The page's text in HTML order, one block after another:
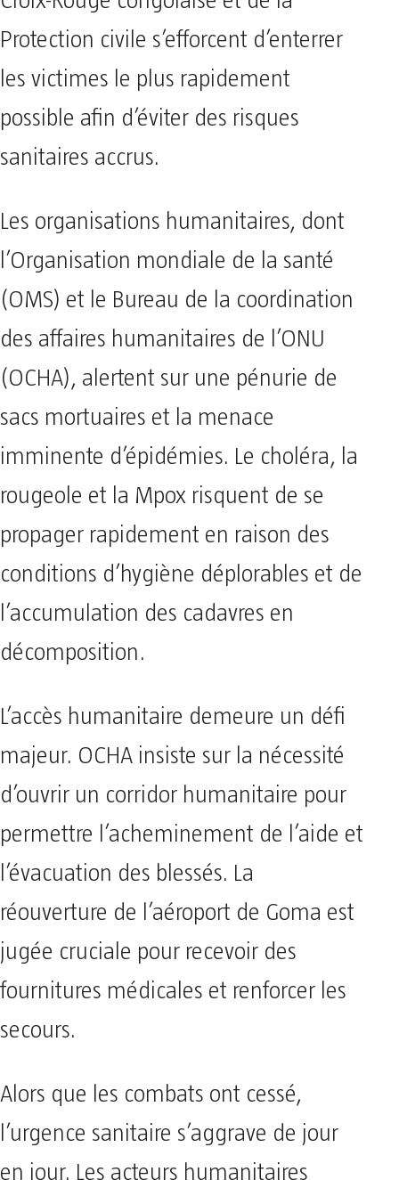
Protection civile s’efforcent d’enterrer
les victimes le plus rapidement
possible afin d’éviter des risques
sanitaires accrus.
Les organisations humanitaires, dont
l’Organisation mondiale de la santé
(OMS) et le Bureau de la coordination
des affaires humanitaires de l’ONU
(OCHA), alertent sur une pénurie de
sacs mortuaires et la menace
imminente d’épidémies. Le choléra, la
rougeole et la Mpox risquent de se
propager rapidement en raison des
conditions d’hygiène déplorables et de
l’accumulation des cadavres en
décomposition.
L’accès humanitaire demeure un défi
majeur. OCHA insiste sur la nécessité
d’ouvrir un corridor humanitaire pour
permettre l’acheminement de l’aide et
l’évacuation des blessés. La
réouverture de l’aéroport de Goma est
jugée cruciale pour recevoir des
fournitures médicales et renforcer les
secours.
Alors que les combats ont cessé,
l’urgence sanitaire s’aggrave de jour
en jour. Les acteurs humanitaires